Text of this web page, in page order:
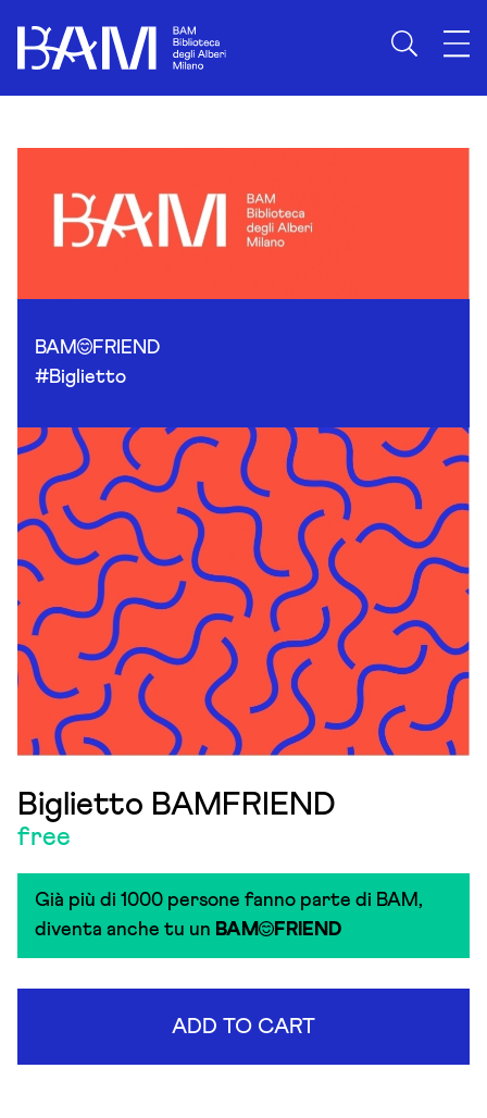
BAM
FRIEND
#Biglietto
Biglietto BAMFRIEND
free
Già più di 1000 persone fanno parte di BAM,
diventa anche tu un BAM FRIEND
ADD TO CART